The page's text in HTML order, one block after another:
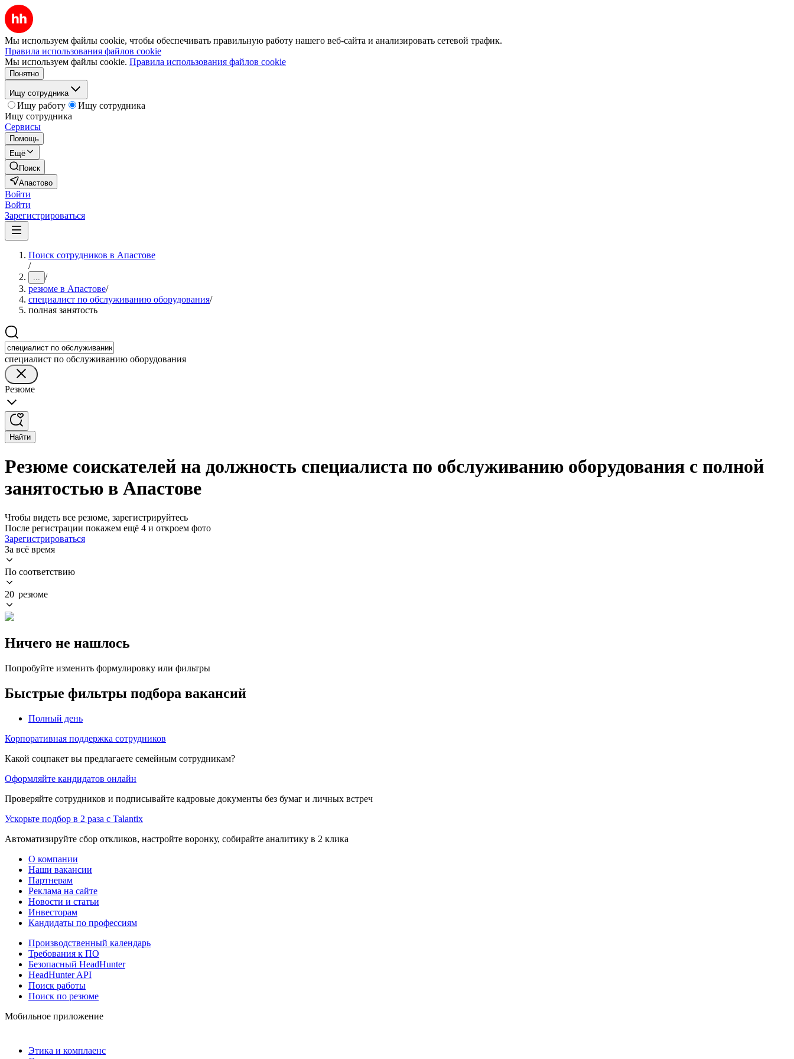
Мы используем файлы cookie, чтобы обеспечивать правильную работу нашего веб-сайта и анализировать сетевой трафик.
Правила использования файлов cookie
Мы используем файлы cookie. Правила использования файлов cookie
Понятно
Ищу сотрудника
Ищу работу
Ищу сотрудника
Ищу сотрудника
Сервисы
Помощь
Ещё
Поиск
Апастово
Войти
Войти
Зарегистрироваться
Поиск сотрудников в Апастове
/
... /
резюме в Апастове/
специалист по обслуживанию оборудования/
полная занятость
специалист по обслуживанию оборудования
Резюме
Найти
Резюме соискателей на должность специалиста по обслуживанию оборудования с полной
занятостью в Апастове
Чтобы видеть все резюме, зарегистрируйтесь
После регистрации покажем ещё 4 и откроем фото
Зарегистрироваться
За всё время
По соответствию
20 резюме
Ничего не нашлось
Попробуйте изменить формулировку или фильтры
Быстрые фильтры подбора вакансий
Полный день
Корпоративная поддержка сотрудников
Какой соцпакет вы предлагаете семейным сотрудникам?
Оформляйте кандидатов онлайн
Проверяйте сотрудников и подписывайте кадровые документы без бумаг и личных встреч
Ускорьте подбор в 2 раза с Talantix
Автоматизируйте сбор откликов, настройте воронку, собирайте аналитику в 2 клика
О компании
Наши вакансии
Партнерам
Реклама на сайте
Новости и статьи
Инвесторам
Кандидаты по профессиям
Производственный календарь
Требования к ПО
Безопасный HeadHunter
HeadHunter API
Поиск работы
Поиск по резюме
Мобильное приложение
Этика и комплаенс